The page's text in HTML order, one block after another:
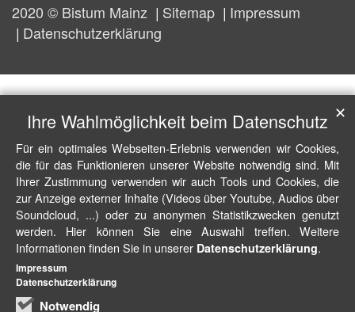
2020 © Bistum Mainz Sitemap
Impressum
Datenschutzerklärung
Ihre Wahlmöglichkeit beim Datenschutz
Für ein optimales Webseiten-Erlebnis verwenden wir Cookies,
die für das Funktionieren unserer Website notwendig sind. Mit
Ihrer Zustimmung verwenden wir auch Tools und Cookies, die
zur Anzeige externer Inhalte (Videos über Youtube, Audios über
Soundcloud, ...) oder zu anonymen Statistikzwecken genutzt
werden. Hier können Sie eine Auswahl treffen. Weitere
Informationen finden Sie in unserer Datenschutzerklärung.
Notwendig
✕
Impressum
Datenschutzerklärung